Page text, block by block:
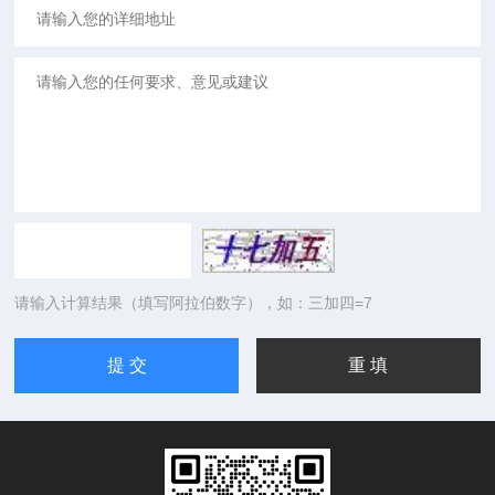
请输入计算结果（填写阿拉伯数字），如：三加四=7